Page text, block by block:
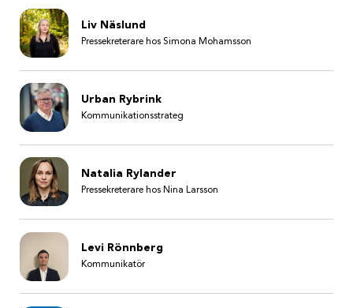
Liv Näslund
Pressekreterare hos Simona Mohamsson
Urban Rybrink
Kommunikationsstrateg
Natalia Rylander
Pressekreterare hos Nina Larsson
Levi Rönnberg
Kommunikatör